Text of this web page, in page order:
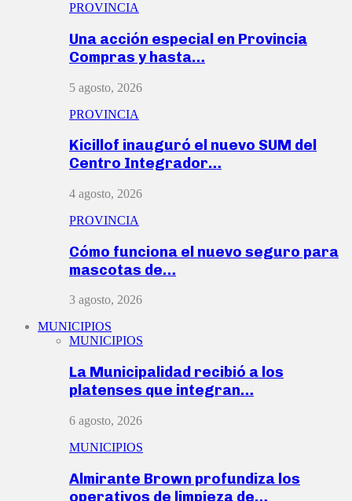
PROVINCIA
Una acción especial en Provincia
Compras y hasta…
5 agosto, 2026
PROVINCIA
Kicillof inauguró el nuevo SUM del
Centro Integrador…
4 agosto, 2026
PROVINCIA
Cómo funciona el nuevo seguro para
mascotas de…
3 agosto, 2026
MUNICIPIOS
MUNICIPIOS
La Municipalidad recibió a los
platenses que integran…
6 agosto, 2026
MUNICIPIOS
Almirante Brown profundiza los
operativos de limpieza de…